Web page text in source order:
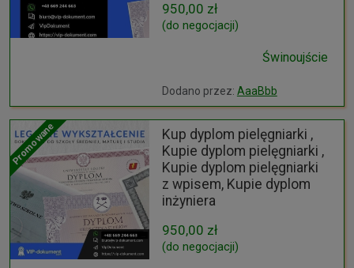
950,00 zł
(do negocjacji)
Świnoujście
Dodano przez: AaaBbb
Promowane
Kup dyplom pielęgniarki ,
Kupie dyplom pielęgniarki ,
Kupie dyplom pielęgniarki
z wpisem, Kupie dyplom
inżyniera
950,00 zł
(do negocjacji)